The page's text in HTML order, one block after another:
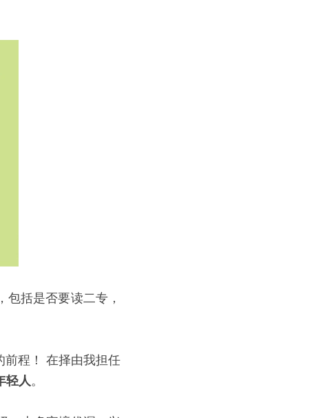
括是否要读二专，
程！ 在择由我担任
轻人。